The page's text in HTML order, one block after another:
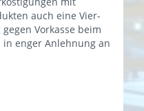
auch eine Vier-
Vorkasse beim
enger Anlehnung an